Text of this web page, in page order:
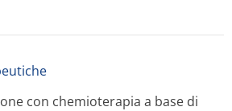
con chemioterapia a base di